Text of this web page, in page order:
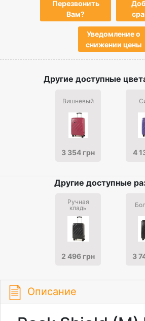
Перезвонить
Вам?
Уведомление о
снижении цены
Другие доступные
Вишневый
3 354 грн 4
Другие доступные
Ручная
кладь
2 496 грн 3
Описание